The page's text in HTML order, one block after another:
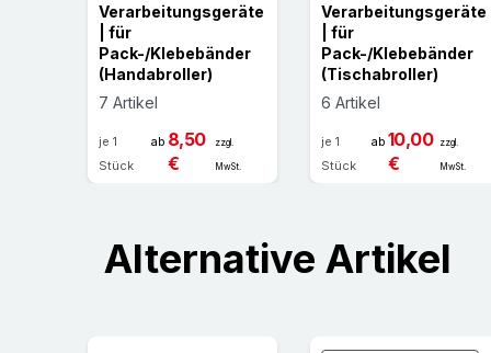
Verarbeitungsgeräte
| für
Pack-/Klebebänder
(Handabroller)
7 Artikel
je 1
Stück
ab 8,50
€
zzgl.
MwSt.
Verarbeitungsgeräte
| für
Pack-/Klebebänder
(Tischabroller)
6 Artikel
je 1
Stück
ab 10,00
€
zzgl.
MwSt.
Alternative Artikel